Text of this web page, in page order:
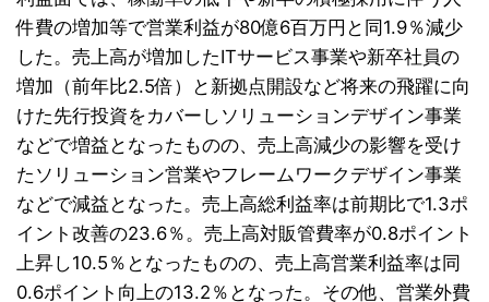
件費の増加等で営業利益が80億6百万円と同1.9％減少
した。売上高が増加したITサービス事業や新卒社員の
増加（前年比2.5倍）と新拠点開設など将来の飛躍に向
けた先行投資をカバーしソリューションデザイン事業
などで増益となったものの、売上高減少の影響を受け
たソリューション営業やフレームワークデザイン事業
などで減益となった。売上高総利益率は前期比で1.3ポ
イント改善の23.6％。売上高対販管費率が0.8ポイント
上昇し10.5％となったものの、売上高営業利益率は同
0.6ポイント向上の13.2％となった。その他、営業外費